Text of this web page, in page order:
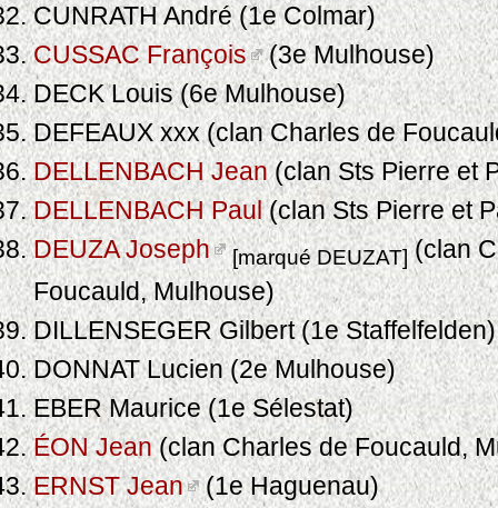
CUNRATH André (1e Colmar)
CUSSAC François (3e Mulhouse)
DECK Louis (6e Mulhouse)
DEFEAUX xxx (clan Charles de
DELLENBACH Jean(clan Sts Pierre et
DELLENBACH Paul(clan Sts Pierre et
DEUZA Joseph
[marqué DEUZAT](clan
Foucauld, Mulhouse)
DILLENSEGER Gilbert (1e Staffelfelden)
DONNAT Lucien (2e Mulhouse)
EBER Maurice (1e Sélestat)
ÉON Jean(clan Charles de Foucauld,
ERNST Jean (1e Haguenau)